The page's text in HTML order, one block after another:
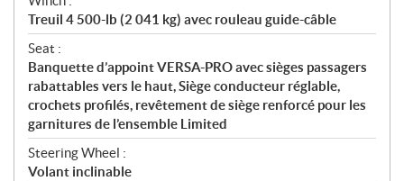
Treuil 4 500-lb (2 041 kg) avec rouleau guide-câble
Seat :
Banquette d’appoint VERSA-PRO avec sièges passagers
rabattables vers le haut, Siège conducteur réglable,
crochets profilés, revêtement de siège renforcé pour les
garnitures de l’ensemble Limited
Steering Wheel :
Volant inclinable